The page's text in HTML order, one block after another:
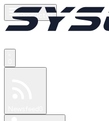
Productos